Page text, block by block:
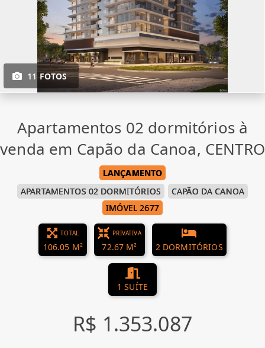
11 FOTOS
Apartamentos 02 dormitórios à
venda em Capão da Canoa, CENTRO
LANÇAMENTO
APARTAMENTOS 02 DORMITÓRIOS
CAPÃO DA CANOA
IMÓVEL 2677
TOTAL
106.05 M²
PRIVATIVA
72.67 M² 2 DORMITÓRIOS
1 SUÍTE
R$ 1.353.087